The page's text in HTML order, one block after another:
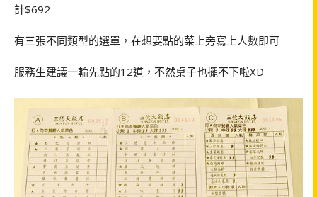
計$692
有三張不同類型的選單，在想要點的菜上旁寫上人數即可
服務生建議一輪先點的12道，不然桌子也擺不下啦XD